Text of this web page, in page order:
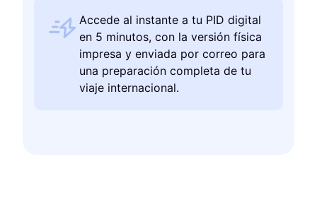
Accede al instante a tu PID digital
en 5 minutos, con la versión física
impresa y enviada por correo para
una preparación completa de tu
viaje internacional.